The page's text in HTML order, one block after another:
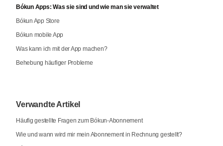
Bókun Apps: Was sie sind und wie man sie verwaltet
Bókun App Store
Bókun mobile App
Was kann ich mit der App machen?
Behebung häufiger Probleme
Verwandte Artikel
Häufig gestellte Fragen zum Bókun-Abonnement
Wie und wann wird mir mein Abonnement in Rechnung gestellt?